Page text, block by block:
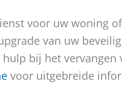
voor uw woning
van uw
bij het vervangen
voor uitgebreide